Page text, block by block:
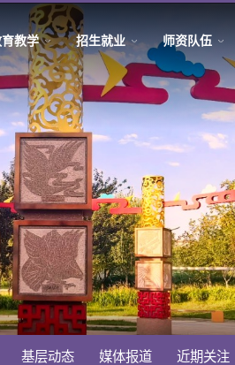
教学 招生就业 师资队伍
基层动态 媒体报道 近期关注